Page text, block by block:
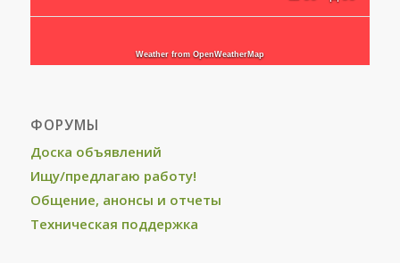
Weather from OpenWeatherMap
ФОРУМЫ
Доска объявлений
Ищу/предлагаю работу!
Общение, анонсы и отчеты
Техническая поддержка